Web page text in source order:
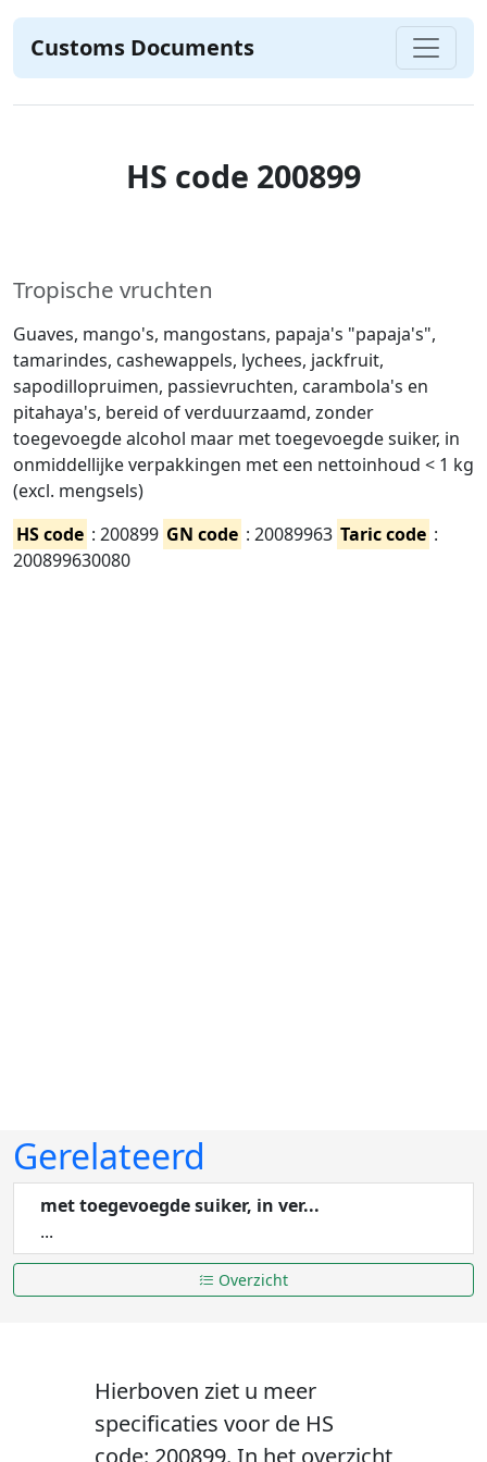
Customs Documents
HS code 200899
Tropische vruchten
Guaves, mango's, mangostans, papaja's "papaja's",
tamarindes, cashewappels, lychees, jackfruit,
sapodillopruimen, passievruchten, carambola's en
pitahaya's, bereid of verduurzaamd, zonder
toegevoegde alcohol maar met toegevoegde suiker, in
onmiddellijke verpakkingen met een nettoinhoud < 1 kg
(excl. mengsels)
HS code : 200899 GN code : 20089963 Taric code :
200899630080
Gerelateerd
met toegevoegde suiker, in ver...
...
Overzicht
Hierboven ziet u meer
specificaties voor de HS
code: 200899. In het overzicht